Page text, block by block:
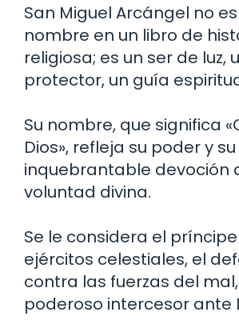
San Miguel Arcángel no
nombre en un libro de
religiosa; es un ser de luz,
protector, un guía
Su nombre, que significa
Dios», refleja su poder y su
inquebrantable devoción
voluntad divina.
Se le considera el
ejércitos celestiales, el
contra las fuerzas del
poderoso intercesor ante